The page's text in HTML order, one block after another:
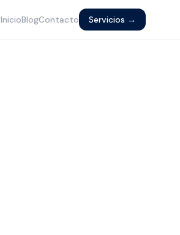
InicioBlogContacto Servicios →